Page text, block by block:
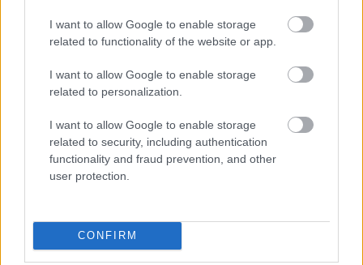
I want to allow Google to enable storage
related to functionality of the website or app.
I want to allow Google to enable storage
related to personalization.
I want to allow Google to enable storage
related to security, including authentication
functionality and fraud prevention, and other
user protection.
CONFIRM
Egy Miatyánkért cserébe megnézhető bentről is
általában nem olcsók a jegyek, de itt is van
mód a takarékoskodásra.